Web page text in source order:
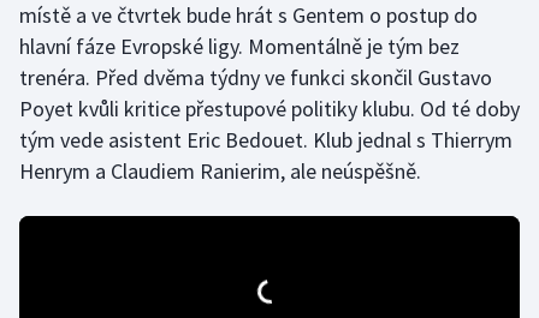
Plážový volejbal
Ragby
Rychlobruslení
Rychlostní kanoistika
místě a ve čtvrtek bude hrát s Gentem o postup do
hlavní fáze Evropské ligy. Momentálně je tým bez
trenéra. Před dvěma týdny ve funkci skončil Gustavo
Poyet kvůli kritice přestupové politiky klubu. Od té doby
tým vede asistent Eric Bedouet. Klub jednal s Thierrym
Henrym a Claudiem Ranierim, ale neúspěšně.